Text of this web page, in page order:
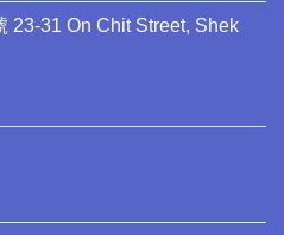
23-31 On Chit Street, Shek